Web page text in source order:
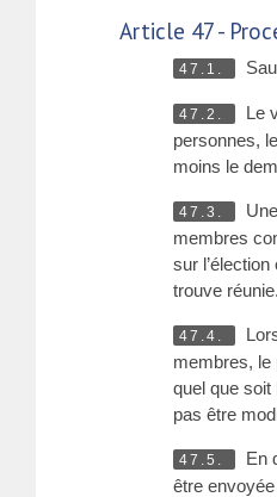
Article 47 -
47.1.
47.2.
Le
personnes,
moins le
47.3.
membres
sur
trouve réunie.
47.4.
membres, le
quel que soit
pas être
47.5.
En
être